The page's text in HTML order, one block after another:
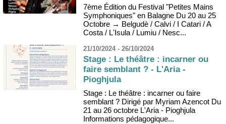
7ème Édition du Festival "Petites Mains
Symphoniques" en Balagne Du 20 au 25
Octobre → Belgudè / Calvi / I Catari / A
Costa / L'Isula / Lumiu / Nesc...
21/10/2024 - 26/10/2024
Stage : Le théâtre : incarner ou
faire semblant ? - L'Aria -
Pioghjula
Stage : Le théâtre : incarner ou faire
semblant ? Dirigé par Myriam Azencot Du
21 au 26 octobre L'Aria - Pioghjula
Informations pédagogique...